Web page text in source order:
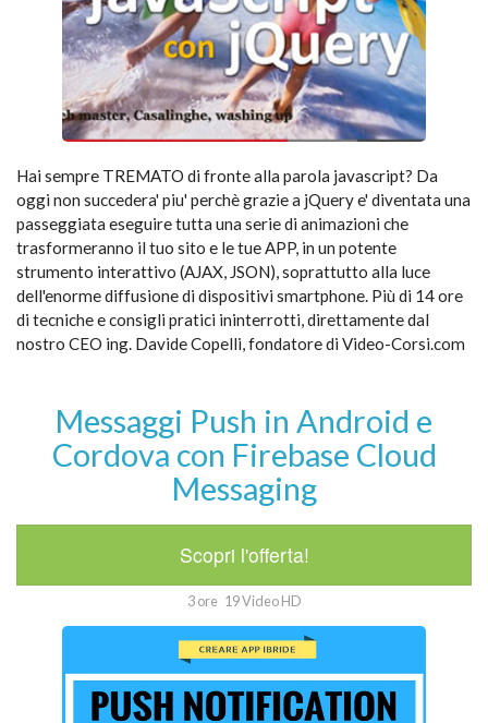
Hai sempre TREMATO di fronte alla parola javascript? Da
oggi non succedera' piu' perchè grazie a jQuery e' diventata una
passeggiata eseguire tutta una serie di animazioni che
trasformeranno il tuo sito e le tue APP, in un potente
strumento interattivo (AJAX, JSON), soprattutto alla luce
dell'enorme diffusione di dispositivi smartphone. Più di 14 ore
di tecniche e consigli pratici ininterrotti, direttamente dal
nostro CEO ing. Davide Copelli, fondatore di Video-Corsi.com
Messaggi Push in Android e
Cordova con Firebase Cloud
Messaging
Scopri l'offerta!
3 ore 19 Video HD